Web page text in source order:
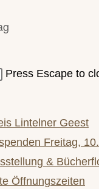
Press Escape to
Lintelner Geest
Freitag,
&
Öffnungszeiten